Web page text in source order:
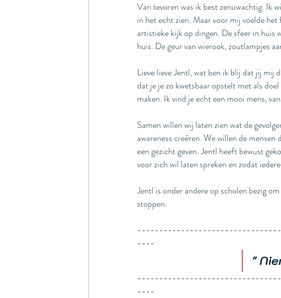
Van tevoren was ik best zenuwachtig. Ik
in het echt zien. Maar voor mij voelde
artistieke kijk op dingen. De sfeer in huis
huis. De geur van wierook, zoutlampjes
Lieve lieve Jentl, wat ben ik blij dat jij
dat je je zo kwetsbaar opstelt met als
maken. Ik vind je echt een mooi mens,
Samen willen wij laten zien wat de
awareness creëren. We willen de
een gezicht geven. Jentl heeft bewust
voor zich wil laten spreken en zodat
Jentl is onder andere op scholen bezig
stoppen.
----
"
----